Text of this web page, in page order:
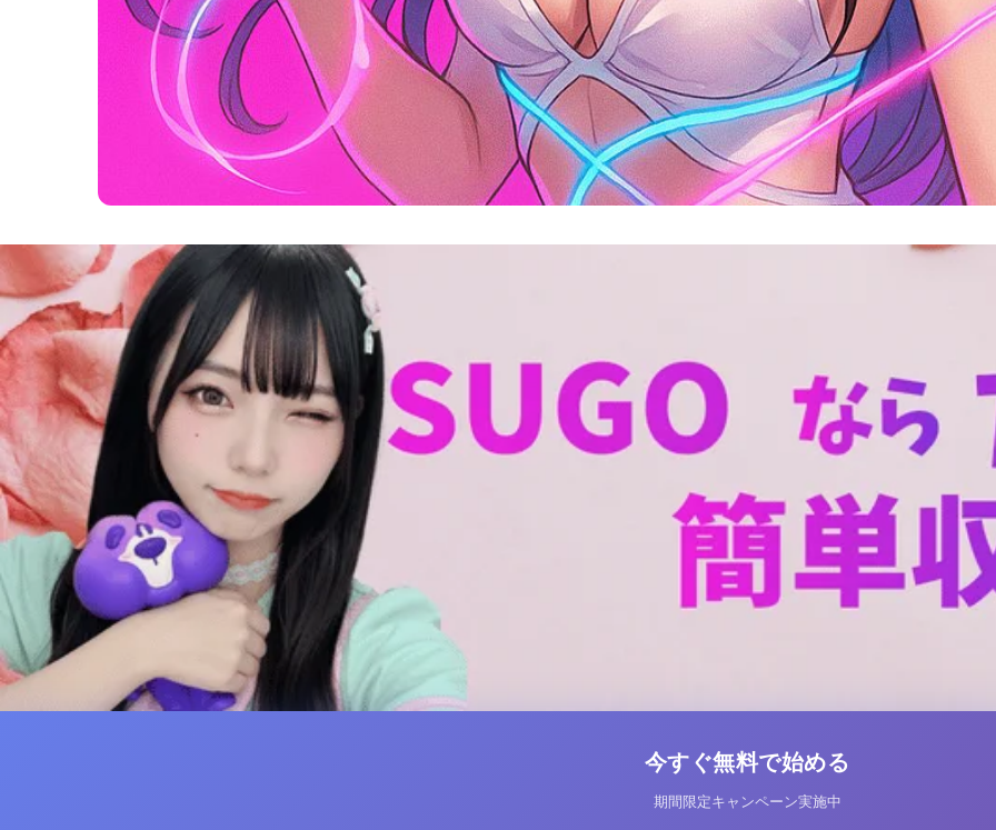
今すぐ無料で始める
期間限定キャンペーン実施中